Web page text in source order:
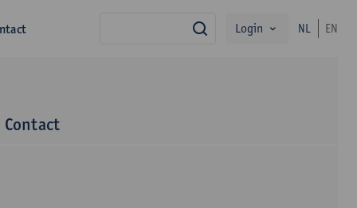
zoekLogin NL EN
Contact